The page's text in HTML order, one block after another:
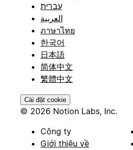
עברית
العربية
ภาษาไทย
한국어
日本語
简体中文
繁體中文
Cài đặt cookie
© 2026 Notion Labs, Inc.
Công ty
Giới thiệu về